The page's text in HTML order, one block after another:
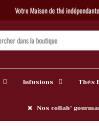
Votre Maison de thé
Infusions Thés
Nos collab'